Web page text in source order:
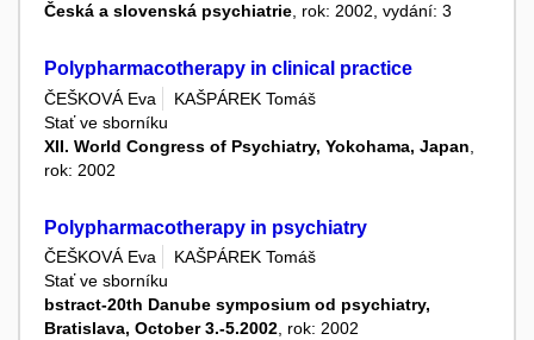
Česká a slovenská psychiatrie, rok: 2002, vydání: 3
Polypharmacotherapy in clinical practice
ČEŠKOVÁ Eva
KAŠPÁREK Tomáš
Stať ve sborníku
XII. World Congress of Psychiatry, Yokohama, Japan
rok: 2002
Polypharmacotherapy in psychiatry
ČEŠKOVÁ Eva
KAŠPÁREK Tomáš
Stať ve sborníku
bstract-20th Danube symposium od psychiatry,
Bratislava, October 3.-5.2002 , rok: 2002